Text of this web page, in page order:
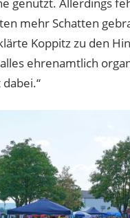
mehr Schatten
Koppitz zu den
ehrenamtlich